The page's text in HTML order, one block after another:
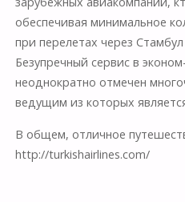
обеспечивая минимальное
при перелетах через
Безупречный сервис в
неоднократно отмечен
ведущим из которых
В общем, отличное
http://turkishairlines.com/